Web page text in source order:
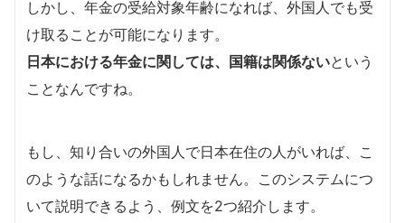
しかし、年金の受給対象年齢になれば、外国人でも受
け取ることが可能になります。
日本における年金に関しては、国籍は関係ないという
ことなんですね。
もし、知り合いの外国人で日本在住の人がいれば、こ
のような話になるかもしれません。このシステムにつ
いて説明できるよう、例文を2つ紹介します。